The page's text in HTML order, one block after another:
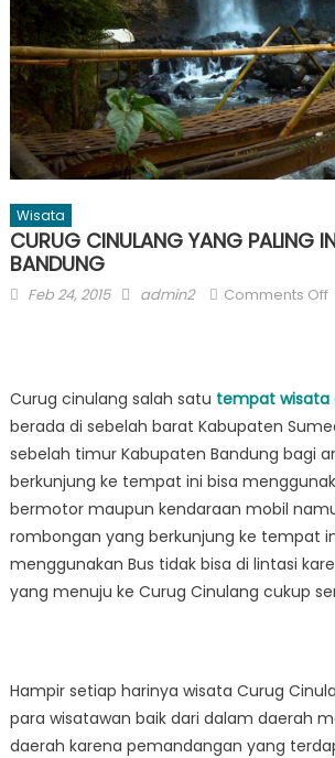
Wisata
CURUG CINULANG YANG PALING
BANDUNG
Posted
Feb 24, 2015 Author
admin2 Comments Offon
Curug cinulang salah satu tempat wisata
berada di sebelah barat Kabupaten
sebelah timur Kabupaten Bandung bagi
berkunjung ke tempat ini bisa
bermotor maupun kendaraan mobil
rombongan yang berkunjung ke tempat
menggunakan Bus tidak bisa di lintasi
yang menuju ke Curug Cinulang cukup
Hampir setiap harinya wisata Curug
para wisatawan baik dari dalam daerah
daerah karena pemandangan yang